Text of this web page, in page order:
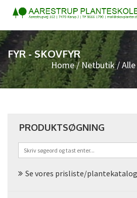
FYR - SKOVFYR
Home/Netbutik/
PRODUKTSØGNING
Se vores prisliste/